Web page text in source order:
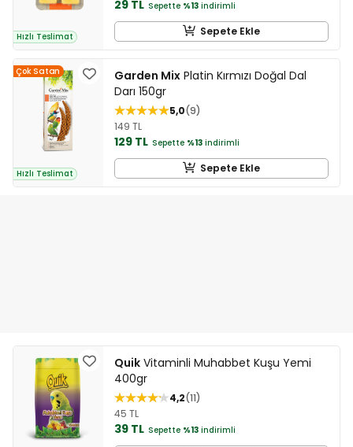
Hızlı Teslimat
29 TL Sepette %13 indirimli
Sepete Ekle
Çok Satan
Hızlı Teslimat
Garden Mix Platin Kırmızı Doğal Dal
Darı 150gr
5,0 9
149 TL
129 TL Sepette %13 indirimli
Sepete Ekle
Quik Vitaminli Muhabbet Kuşu Yemi
400gr
4,2 11
45 TL
39 TL Sepette %13 indirimli